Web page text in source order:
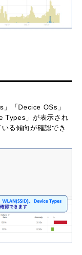
「Decice OSs」
Types」が表示され
る傾向が確認でき